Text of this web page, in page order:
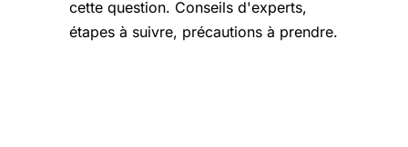
cette question. Conseils d'experts,
étapes à suivre, précautions à prendre.